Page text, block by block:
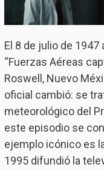
El 8 de julio de 1947
“Fuerzas Aéreas
Roswell, Nuevo
oficial cambió: se
meteorológico del
este episodio se
ejemplo icónico es
1995 difundió la